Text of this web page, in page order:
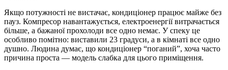
Якщо потужності не вистачає, кондиціонер працює майже без
пауз. Компресор навантажується, електроенергії витрачається
більше, а бажаної прохолоди все одно немає. У спеку це
особливо помітно: виставили 23 градуси, а в кімнаті все одно
душно. Людина думає, що кондиціонер “поганий”, хоча часто
причина проста — модель слабка для цього приміщення.